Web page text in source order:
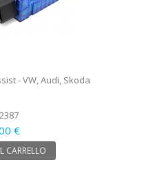
- VW, Audi, Skoda
€
CARRELLO